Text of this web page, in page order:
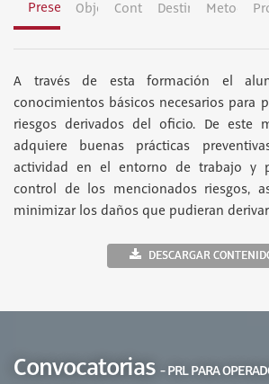
PresentaciónObjetivosContenidosDestinatarios
A través de esta formación el
conocimientos básicos necesarios para
riesgos derivados del oficio. De este
adquiere buenas prácticas
actividad en el entorno de trabajo y
control de los mencionados riesgos,
minimizar los daños que pudieran
DESCARGAR
Convocatorias - PRL PARA